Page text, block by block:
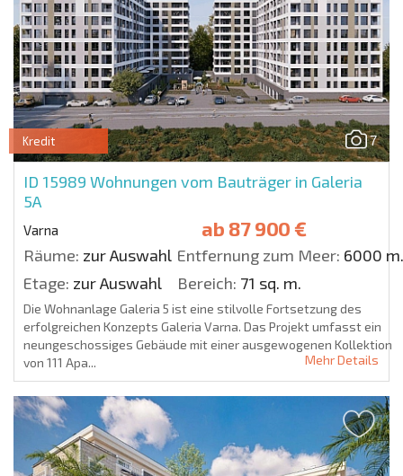
7
Kredit
ID 15989 Wohnungen vom Bauträger in Galeria
5A
Varna ab 87 900 €
Räume: zur Auswahl Entfernung zum Meer: 6000 m.
Etage: zur Auswahl Bereich: 71 sq. m.
Die Wohnanlage Galeria 5 ist eine stilvolle Fortsetzung des
erfolgreichen Konzepts Galeria Varna. Das Projekt umfasst ein
neungeschossiges Gebäude mit einer ausgewogenen Kollektion
von 111 Apa...
Mehr Details